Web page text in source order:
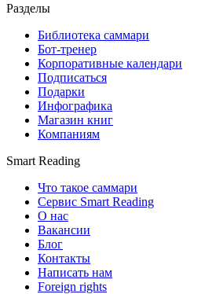
Разделы
Библиотека саммари
Бот-тренер
Корпоративные календари
Подписаться
Подарки
Инфографика
Магазин книг
Компаниям
Smart Reading
Что такое саммари
Сервис Smart Reading
О нас
Вакансии
Блог
Контакты
Написать нам
Foreign rights